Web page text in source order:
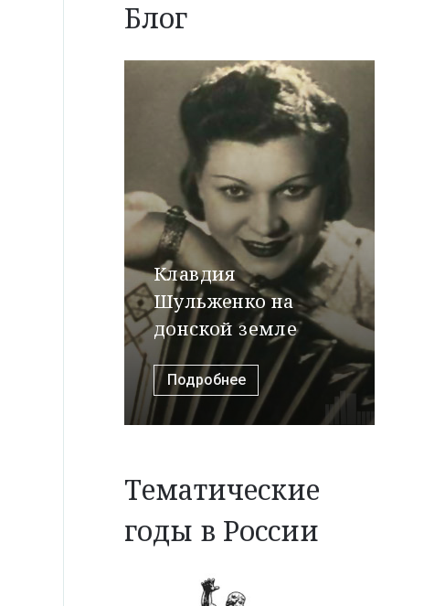
Блог
Клавдия
Шульженко на
донской земле
Подробнее
Тематические
годы в России